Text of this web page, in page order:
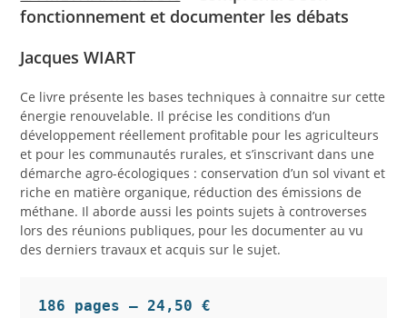
fonctionnement et documenter les débats
Jacques WIART
Ce livre présente les bases techniques à connaitre sur cette
énergie renouvelable. Il précise les conditions d’un
développement réellement profitable pour les agriculteurs
et pour les communautés rurales, et s’inscrivant dans une
démarche agro-écologiques : conservation d’un sol vivant et
riche en matière organique, réduction des émissions de
méthane. Il aborde aussi les points sujets à controverses
lors des réunions publiques, pour les documenter au vu
des derniers travaux et acquis sur le sujet.
186 pages – 24,50 €